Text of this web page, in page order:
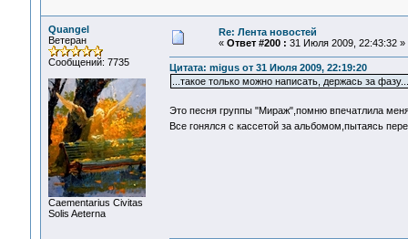
Quangel
Ветеран
Сообщений: 7735
Сaementarius Civitas
Solis Aeterna
Re: Лента новостей
« Ответ #200 : 31 Июля 2009, 22:43:32 »
Цитата: migus от 31 Июля 2009, 22:19:20
...такое только можно написать, держась за фазу...
Это песня группы "Мираж",помню впечатлила
Все гонялся с кассетой за альбомом,пытаясь